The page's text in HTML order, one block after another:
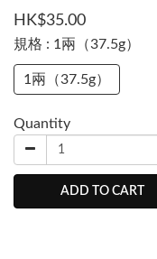
HK$35.00
規格 : 1兩（37.5g）
1兩（37.5g）
Quantity
ADD TO CART